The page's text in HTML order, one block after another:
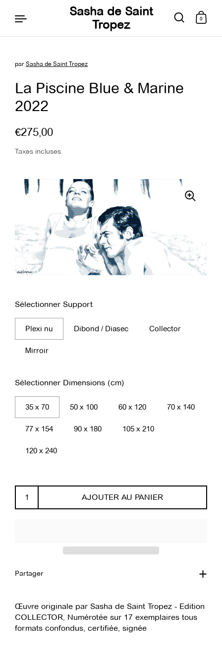
Aller au contenu
Sasha de Saint
Tropez
0
La Piscine Blue & Marine
2022
par Sasha de Saint Tropez
€275,00
Taxes incluses.
Sélectionner Support
Plexi nu Dibond / Diasec Collector
Mirroir
Sélectionner Dimensions (cm)
35 x 70 50 x 100 60 x 120 70 x 140
77 x 154 90 x 180 105 x 210
120 x 240
AJOUTER AU PANIER
Partager
Œuvre originale par Sasha de Saint Tropez - Edition
COLLECTOR, Numérotée sur 17 exemplaires tous
formats confondus, certifiée, signée